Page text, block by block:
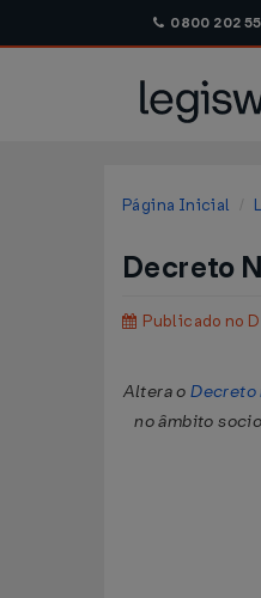
0800 202
Página Inicial
Decreto
Publicado no
Altera oDecreto
no âmbito